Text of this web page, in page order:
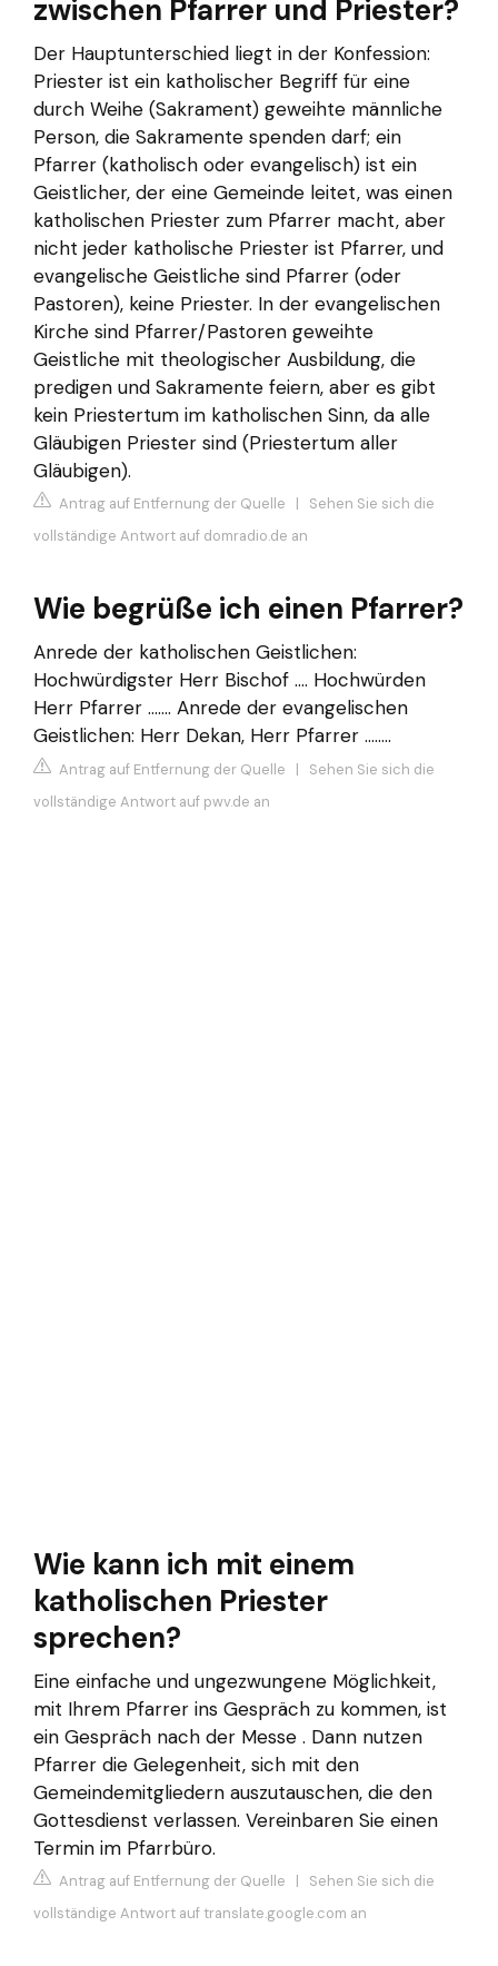
zwischen Pfarrer und Priester?
Der Hauptunterschied liegt in der Konfession:
Priester ist ein katholischer Begriff für eine
durch Weihe (Sakrament) geweihte männliche
Person, die Sakramente spenden darf; ein
Pfarrer (katholisch oder evangelisch) ist ein
Geistlicher, der eine Gemeinde leitet, was einen
katholischen Priester zum Pfarrer macht, aber
nicht jeder katholische Priester ist Pfarrer, und
evangelische Geistliche sind Pfarrer (oder
Pastoren), keine Priester. In der evangelischen
Kirche sind Pfarrer/Pastoren geweihte
Geistliche mit theologischer Ausbildung, die
predigen und Sakramente feiern, aber es gibt
kein Priestertum im katholischen Sinn, da alle
Gläubigen Priester sind (Priestertum aller
Gläubigen).
Antrag auf Entfernung der Quelle | Sehen Sie sich die
vollständige Antwort auf domradio.de an
Wie begrüße ich einen Pfarrer?
Anrede der katholischen Geistlichen:
Hochwürdigster Herr Bischof .... Hochwürden
Herr Pfarrer ....... Anrede der evangelischen
Geistlichen: Herr Dekan, Herr Pfarrer ........
Antrag auf Entfernung der Quelle | Sehen Sie sich die
vollständige Antwort auf pwv.de an
Wie kann ich mit einem
katholischen Priester
sprechen?
Eine einfache und ungezwungene Möglichkeit,
mit Ihrem Pfarrer ins Gespräch zu kommen, ist
ein Gespräch nach der Messe . Dann nutzen
Pfarrer die Gelegenheit, sich mit den
Gemeindemitgliedern auszutauschen, die den
Gottesdienst verlassen. Vereinbaren Sie einen
Termin im Pfarrbüro.
Antrag auf Entfernung der Quelle | Sehen Sie sich die
vollständige Antwort auf translate.google.com an